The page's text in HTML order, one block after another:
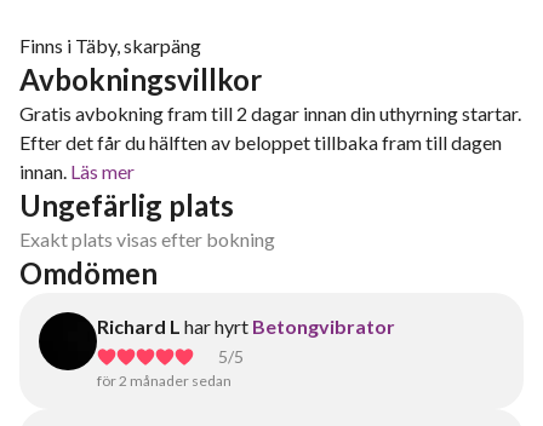
Finns i Täby, skarpäng
Avbokningsvillkor
Gratis avbokning fram till 2 dagar innan din uthyrning startar.
Efter det får du hälften av beloppet tillbaka fram till dagen
innan. Läs mer
Ungefärlig plats
Exakt plats visas efter bokning
Omdömen
Richard L har hyrt Betongvibrator
5/5
för 2 månader sedan